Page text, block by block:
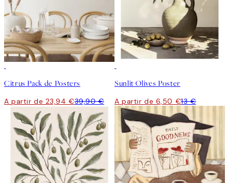
Citrus Pack de Posters
A partir de 23,94 €39,90 €
Sunlit Olives Poster
A partir de 6,50 €13 €